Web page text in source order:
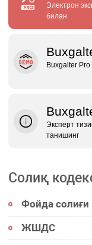
Электрон
билан
Buxgalter
Эксперт
танишинг
Солиқ
Фойда солиғи
ЖШДС